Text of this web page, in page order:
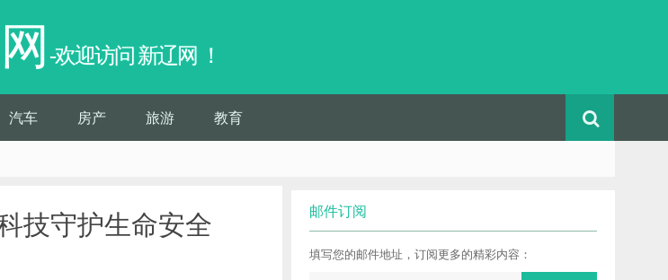
-欢迎访问 新辽网 ！
汽车 房产 旅游 教育
技守护生命安全 邮件订阅
填写您的邮件地址，订阅更多的精彩内容：